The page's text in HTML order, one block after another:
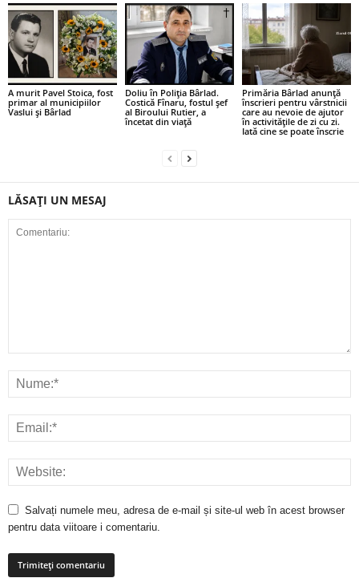
A murit Pavel Stoica, fost
primar al municipiilor
Vaslui și Bârlad
Doliu în Poliția Bârlad.
Costică Fînaru, fostul șef
al Biroului Rutier, a
încetat din viață
Primăria Bârlad anunță
înscrieri pentru vârstnicii
care au nevoie de ajutor
în activitățile de zi cu zi.
Iată cine se poate înscrie
LĂSAȚI UN MESAJ
Salvați numele meu, adresa de e-mail și site-ul web în acest browser
pentru data viitoare i comentariu.